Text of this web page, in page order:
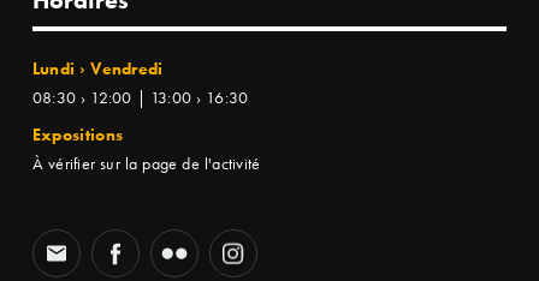
Lundi › Vendredi
08:30 › 12:00 | 13:00 › 16:30
Expositions
À vérifier sur la page de l'activité